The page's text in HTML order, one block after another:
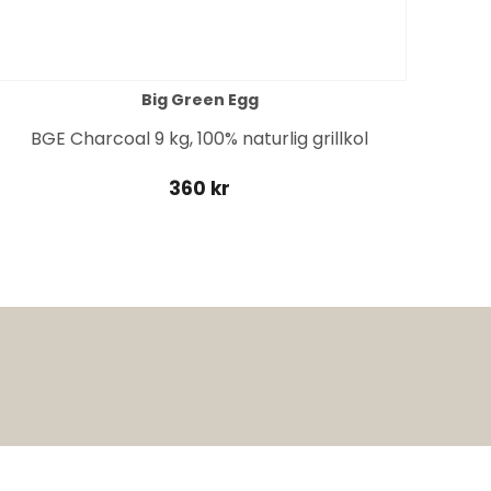
Big Green Egg
BGE Charcoal 9 kg, 100% naturlig grillkol
360 kr